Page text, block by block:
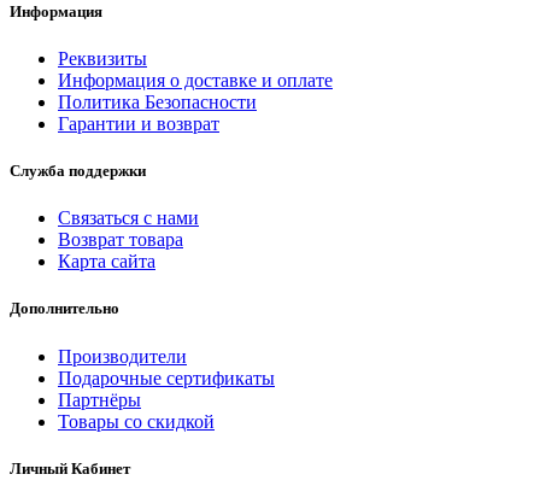
Информация
Реквизиты
Информация о доставке и оплате
Политика Безопасности
Гарантии и возврат
Служба поддержки
Связаться с нами
Возврат товара
Карта сайта
Дополнительно
Производители
Подарочные сертификаты
Партнёры
Товары со скидкой
Личный Кабинет